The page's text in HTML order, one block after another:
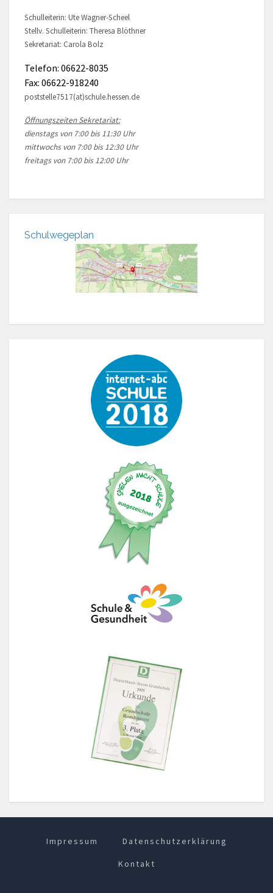
Schulleiterin: Ute Wagner-Scheel
Stellv. Schulleiterin: Theresa Blöthner
Sekretariat: Carola Bolz
Telefon: 06622-8035
Fax: 06622-918240
poststelle7517(at)schule.hessen.de
Öffnungszeiten Sekretariat:
dienstags von 7:00 bis 11:30 Uhr
mittwochs von 7:00 bis 12:30 Uhr
freitags von 7:00 bis 12:00 Uhr
Schulwegeplan
Impressum Datenschutzerklärung
Kontakt